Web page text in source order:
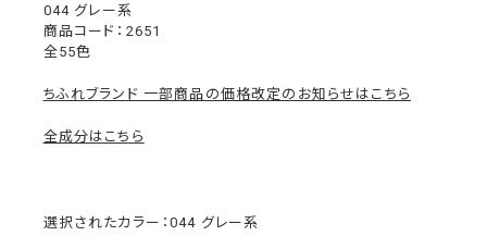
2651
044 グレー系
全55色
ちふれブランド 一部商品の価格改定のお知らせはこちら
全成分はこちら
選択されたカラー：044 グレー系